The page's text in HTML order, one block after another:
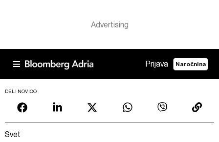
Prijava Naročnina
DELI NOVICO
Svet